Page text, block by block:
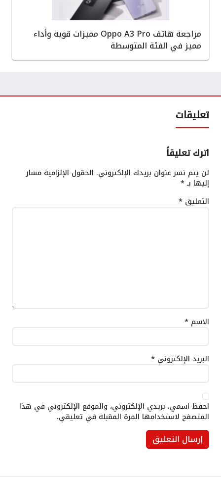
مراجعة هاتف Oppo A3 Pro مميزات قوية وأداء
مميز في الفئة المتوسطة
تعليقات
اترك تعليقاً
لن يتم نشر عنوان بريدك الإلكتروني. الحقول الإلزامية مشار
إليها بـ*
التعليق *
الاسم *
البريد الإلكتروني *
احفظ اسمي، بريدي الإلكتروني، والموقع الإلكتروني في هذا
المتصفح لاستخدامها المرة المقبلة في تعليقي.